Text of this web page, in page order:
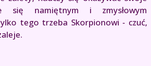
się namiętnym i zmysłowym
tego trzeba Skorpionowi - czuć,